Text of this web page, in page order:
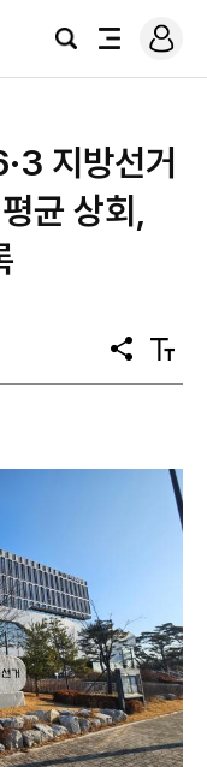
검
전
로
그
지방선거
균 상회,
공
유
텍
스